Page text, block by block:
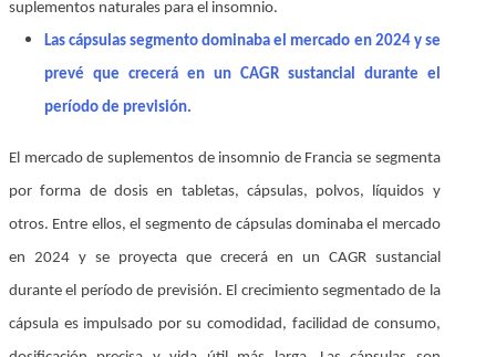
suplementos naturales para el insomnio.
Las cápsulas segmento dominaba el mercado en 2024 y se
prevé que crecerá en un CAGR sustancial durante el
período de previsión.
El mercado de suplementos de insomnio de Francia se segmenta
por forma de dosis en tabletas, cápsulas, polvos, líquidos y
otros. Entre ellos, el segmento de cápsulas dominaba el mercado
en 2024 y se proyecta que crecerá en un CAGR sustancial
durante el período de previsión. El crecimiento segmentado de la
cápsula es impulsado por su comodidad, facilidad de consumo,